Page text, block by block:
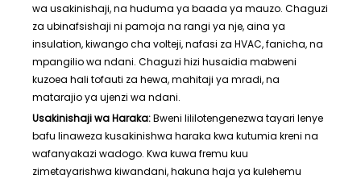
wa usakinishaji, na huduma ya baada ya mauzo. Chaguzi
za ubinafsishaji ni pamoja na rangi ya nje, aina ya
insulation, kiwango cha volteji, nafasi za HVAC, fanicha, na
mpangilio wa ndani. Chaguzi hizi husaidia mabweni
kuzoea hali tofauti za hewa, mahitaji ya mradi, na
matarajio ya ujenzi wa ndani.
Usakinishaji wa Haraka:Bweni lililotengenezwa tayari lenye
bafu linaweza kusakinishwa haraka kwa kutumia kreni na
wafanyakazi wadogo. Kwa kuwa fremu kuu
zimetayarishwa kiwandani, hakuna haja ya kulehemu